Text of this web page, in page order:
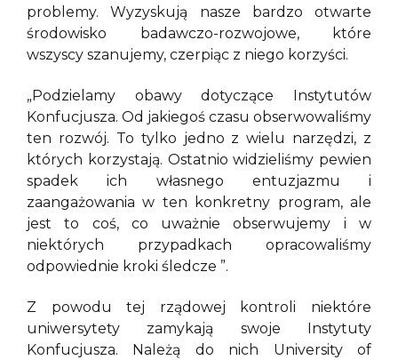
problemy. Wyzyskują nasze bardzo otwarte
środowisko badawczo-rozwojowe, które
wszyscy szanujemy, czerpiąc z niego korzyści.
„Podzielamy obawy dotyczące Instytutów
Konfucjusza. Od jakiegoś czasu obserwowaliśmy
ten rozwój. To tylko jedno z wielu narzędzi, z
których korzystają. Ostatnio widzieliśmy pewien
spadek ich własnego entuzjazmu i
zaangażowania w ten konkretny program, ale
jest to coś, co uważnie obserwujemy i w
niektórych przypadkach opracowaliśmy
odpowiednie kroki śledcze ”.
Z powodu tej rządowej kontroli niektóre
uniwersytety zamykają swoje Instytuty
Konfucjusza. Należą do nich University of